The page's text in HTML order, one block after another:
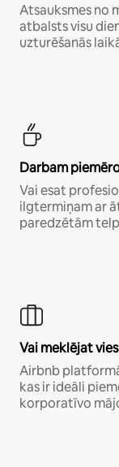
Atsauksmes no
atbalsts visu
uzturēšanās
Darbam
Vai esat
ilgtermiņam ar
paredzētām
Vai meklējat
Airbnb
kas ir ideāli
korporatīvo